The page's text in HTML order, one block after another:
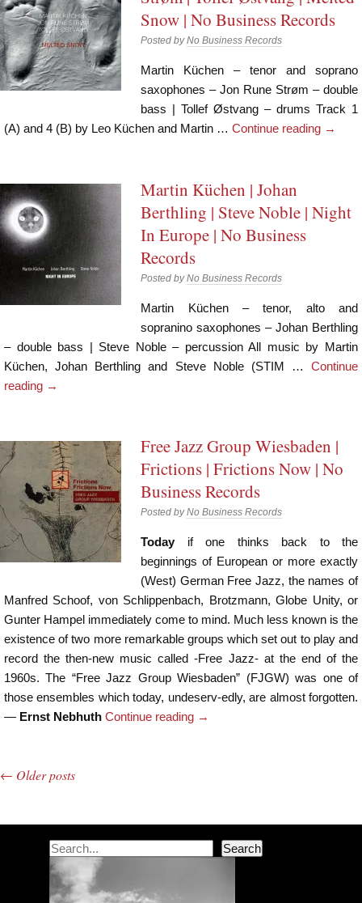
Snow | No Business Records
Posted byNo Business Records
Martin Küchen – tenor and soprano
saxophones – Jon Rune Strøm – double
bass | Tollef Østvang – drums Track 1
(A) and 4 (B) by Leo Küchen and Martin … Continue reading →
Martin Küchen | Johan
Berthling | Steve Noble | Night
In Europe | No Business
Records
Posted byNo Business Records
Martin Küchen – tenor, alto and
sopranino saxophones – Johan Berthling
– double bass | Steve Noble – percussion All music by Martin
Küchen, Johan Berthling and Steve Noble (STIM … Continue
reading →
Free Jazz Group Wiesbaden |
Frictions | Frictions Now | No
Business Records
Posted byNo Business Records
Today if one thinks back to the
beginnings of European or more exactly
(West) German Free Jazz, the names of
Manfred Schoof, von Schlippenbach, Brotzmann, Globe Unity, or
Gunter Hampel immediately come to mind. Much less known is the
existence of two more remarkable groups which set out to play and
record the then-new music called -Free Jazz- at the end of the
1960s. The “Free Jazz Group Wiesbaden” (FJGW) was one of
those ensembles which today, undeserv-edly, are almost forgotten.
— Ernst Nebhuth Continue reading →
← Older posts
Search Search